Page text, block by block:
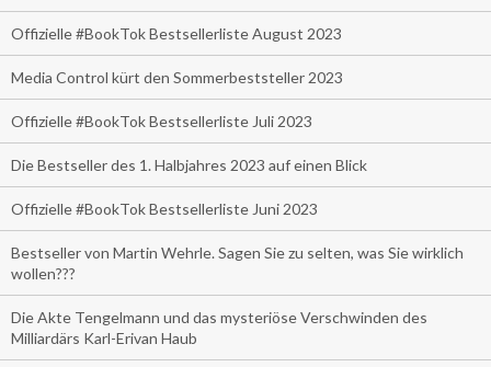
Offizielle #BookTok Bestsellerliste August 2023
Media Control kürt den Sommerbeststeller 2023
Offizielle #BookTok Bestsellerliste Juli 2023
Die Bestseller des 1. Halbjahres 2023 auf einen Blick
Offizielle #BookTok Bestsellerliste Juni 2023
Bestseller von Martin Wehrle. Sagen Sie zu selten, was Sie wirklich
wollen???
Die Akte Tengelmann und das mysteriöse Verschwinden des
Milliardärs Karl-Erivan Haub